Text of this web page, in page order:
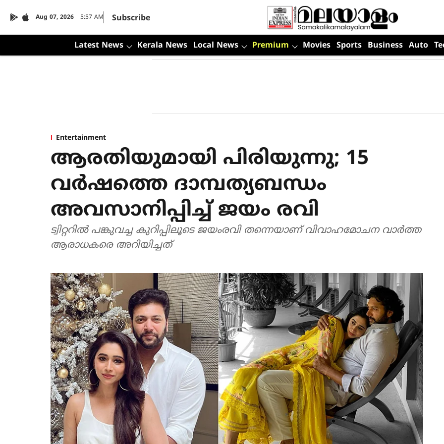
Aug 07, 2026 5:57 AM Subscribe
Latest News Kerala News Local News Premium Movies Sports Business Auto
Entertainment
ആരതിയുമായി പിരിയുന്നു; 15
വര്‍ഷത്തെ ദാമ്പത്യബന്ധം
അവസാനിപ്പിച്ച് ജയം രവി
ട്വിറ്ററില്‍ പങ്കുവച്ച കുറിപ്പിലൂടെ ജയംരവി തന്നെയാണ് വിവാഹമോചന വാര്‍ത്ത
ആരാധകരെ അറിയിച്ചത്